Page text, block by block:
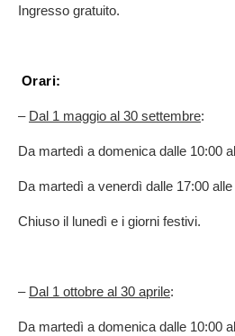
Ingresso gratuito.
Orari:
– Dal 1 maggio al 30 settembre:
Da martedì a domenica dalle 10:00
Da martedì a venerdì dalle 17:00 alle
Chiuso il lunedì e i giorni festivi.
– Dal 1 ottobre al 30 aprile:
Da martedì a domenica dalle 10:00